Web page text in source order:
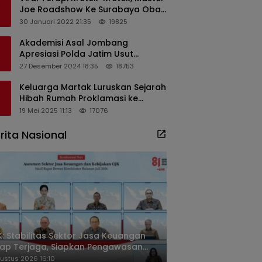
Joe Roadshow Ke Surabaya Obati
Pasien Sekaligus Edukasi
30 Januari 2022 21:35 19825
Akademisi Asal Jombang
Apresiasi Polda Jatim Usut
Dugaan Korupsi Pengisian
27 Desember 2024 18:35 18753
Keluarga Martak Luruskan Sejarah
Hibah Rumah Proklamasi ke
Soekarno
19 Mei 2025 11:13 17076
Nasional
Stabilitas Sektor Jasa Keuangan
Terjaga, Siapkan Pengawasan
Mineral Mulai 2027
2026 16:10